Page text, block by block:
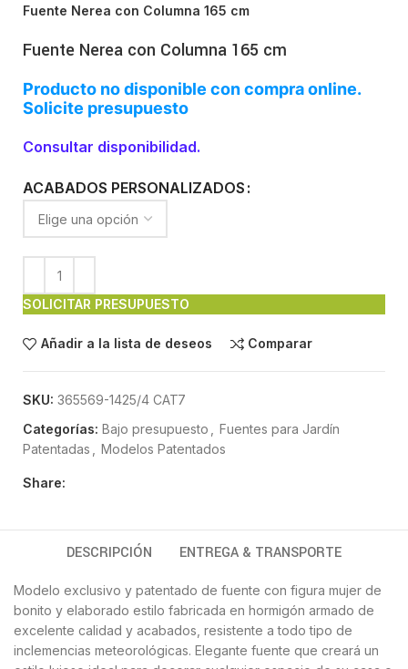
Fuente Nerea con Columna 165 cm
Fuente Nerea con Columna 165 cm
Producto no disponible con compra online.
Solicite presupuesto
Consultar disponibilidad.
ACABADOS PERSONALIZADOS
SOLICITAR PRESUPUESTO
Añadir a la lista de deseos Comparar
SKU: 365569-1425/4 CAT7
Categorías: Bajo presupuesto
Fuentes para Jardín
Patentadas
Modelos Patentados
Share:
DESCRIPCIÓN ENTREGA & TRANSPORTE
Modelo exclusivo y patentado de fuente con figura mujer de
bonito y elaborado estilo fabricada en hormigón armado de
excelente calidad y acabados, resistente a todo tipo de
inclemencias meteorológicas. Elegante fuente que creará un